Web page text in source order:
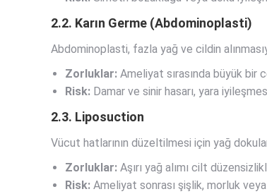
2.2. Karın Germe (Abdominoplasti)
Abdominoplasti, fazla yağ ve cildin
Zorluklar: Ameliyat sırasında büyük bir
Risk: Damar ve sinir hasarı, yara
2.3. Liposuction
Vücut hatlarının düzeltilmesi için yağ
Zorluklar: Aşırı yağ alımı cilt
Risk: Ameliyat sonrası şişlik, morluk